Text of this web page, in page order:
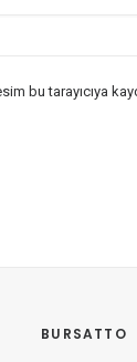
bu tarayıcıya
BURSATTO